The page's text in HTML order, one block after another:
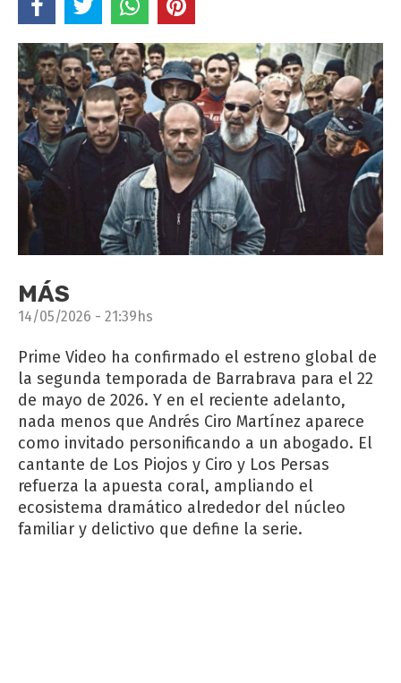
MÁS
14/05/2026 - 21:39hs
Prime Video ha confirmado el estreno global de
la segunda temporada de Barrabrava para el 22
de mayo de 2026. Y en el reciente adelanto,
nada menos que Andrés Ciro Martínez aparece
como invitado personificando a un abogado. El
cantante de Los Piojos y Ciro y Los Persas
refuerza la apuesta coral, ampliando el
ecosistema dramático alrededor del núcleo
familiar y delictivo que define la serie.